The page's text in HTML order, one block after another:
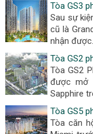
Tòa GS3
Sau sự
cũ là
nhận
Tòa GS2
Tòa GS2
được mở
Sapphire
Tòa GS5
Tòa căn